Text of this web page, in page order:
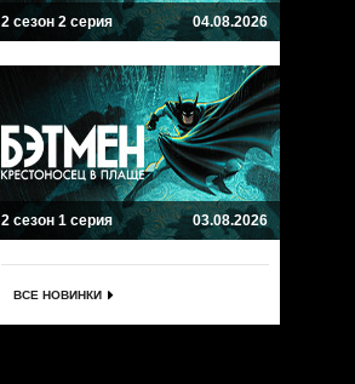
2 сезон 2 серия 04.08.2026
2 сезон 1 серия 03.08.2026
ВСЕ НОВИНКИ